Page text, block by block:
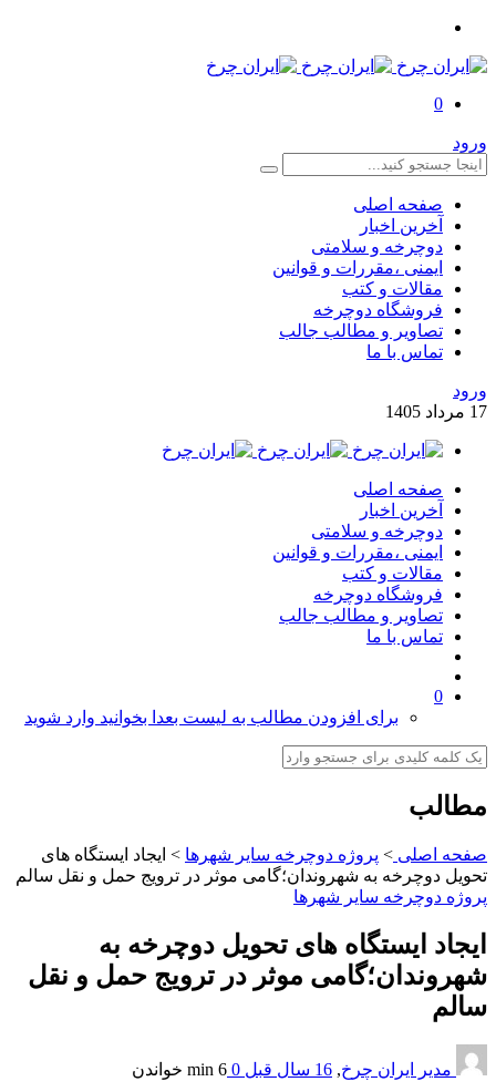
0
ورود
صفحه اصلی
آخرین اخبار
دوچرخه و سلامتی
ایمنی ،مقررات و قوانین
مقالات و کتب
فروشگاه دوچرخه
تصاویر و مطالب جالب
تماس با ما
ورود
17 مرداد 1405
صفحه اصلی
آخرین اخبار
دوچرخه و سلامتی
ایمنی ،مقررات و قوانین
مقالات و کتب
فروشگاه دوچرخه
تصاویر و مطالب جالب
تماس با ما
0
برای افزودن مطالب به لیست بعدا بخوانید وارد شوید
مطالب
صفحه اصلی > پروژه دوچرخه سایر شهرها > ایجاد ایستگاه های
تحویل دوچرخه به شهروندان؛گامی موثر در ترویج حمل و نقل سالم
پروژه دوچرخه سایر شهرها
ایجاد ایستگاه های تحویل دوچرخه به
شهروندان؛گامی موثر در ترویج حمل و نقل
سالم
مدیر ایران چرخ, 16 سال قبل 0
6 min خواندن